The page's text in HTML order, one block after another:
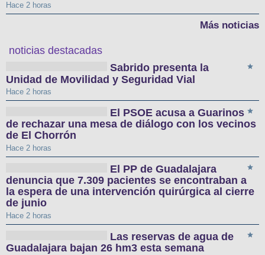
Hace 2 horas
Más noticias
noticias destacadas
Sabrido presenta la
Unidad de Movilidad y Seguridad Vial
Hace 2 horas
El PSOE acusa a Guarinos
de rechazar una mesa de diálogo con los vecinos
de El Chorrón
Hace 2 horas
El PP de Guadalajara
denuncia que 7.309 pacientes se encontraban a
la espera de una intervención quirúrgica al cierre
de junio
Hace 2 horas
Las reservas de agua de
Guadalajara bajan 26 hm3 esta semana